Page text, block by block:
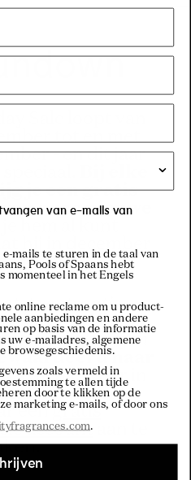
Sale loopt van
tot en met
- en dit jaar
je een gratis
onze nieuwe
hem al kunt
wordt.
extraatje
toegang krijgen
naar
. Om hiervoor in
komen, hoef je
eengratis
account
van e-mails van
mails te sturen in de taal van
Pools of Spaans hebt
momenteel in het Engels
online reclame om u product-
aanbiedingen en andere
op basis van de informatie
uw e-mailadres, algemene
browsegeschiedenis.
zoals vermeld in
te allen tijde
door te klikken op de
marketing e-mails, of door ons
.